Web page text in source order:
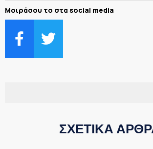
Μοιράσου το στα social media
ΣΧΕΤΙΚΑ